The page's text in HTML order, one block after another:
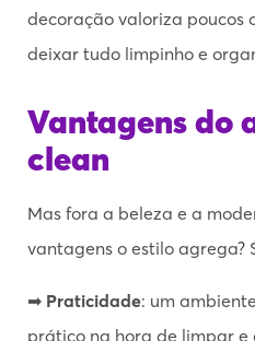
decoração valoriza poucos
deixar tudo limpinho e
Vantagens do
clean
Mas fora a beleza e a
vantagens o estilo agrega?
➡ Praticidade: um
prático na hora de limpar e